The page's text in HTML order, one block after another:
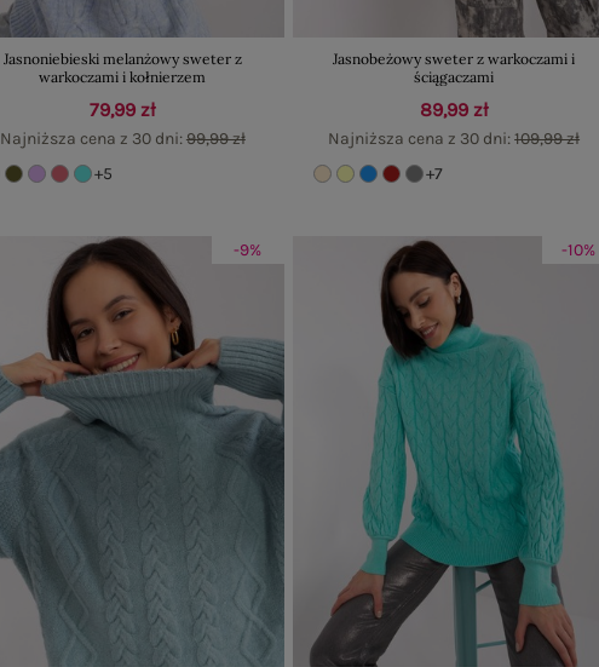
Jasnoniebieski melanżowy sweter z
warkoczami i kołnierzem
79,99 zł
Najniższa cena z 30 dni:99,99 zł
+5
Jasnobeżowy sweter z warkoczami i
ściągaczami
89,99 zł
Najniższa cena z 30 dni:109,99 zł
+7
-9% -10%